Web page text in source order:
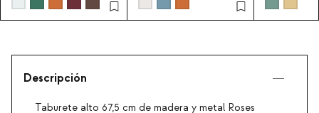
Descripción
Taburete alto 67,5 cm de madera y metal Roses